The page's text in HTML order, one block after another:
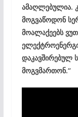
ამაღლებულია.
მოგვაწოდონ
მოალაქეებს
დაკავშირებულ
მოგვმართონ.“